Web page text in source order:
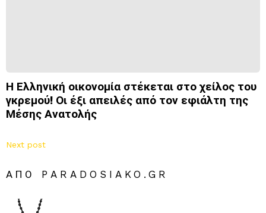
Η Ελληνική οικονομία στέκεται στο χείλος του
γκρεμού! Οι έξι απειλές από τον εφιάλτη της
Μέσης Ανατολής
Next post
ΑΠΌ PARADOSIAKO.GR